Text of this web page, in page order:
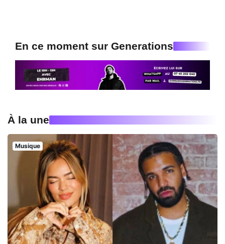
En ce moment sur Generations
À la une
Musique